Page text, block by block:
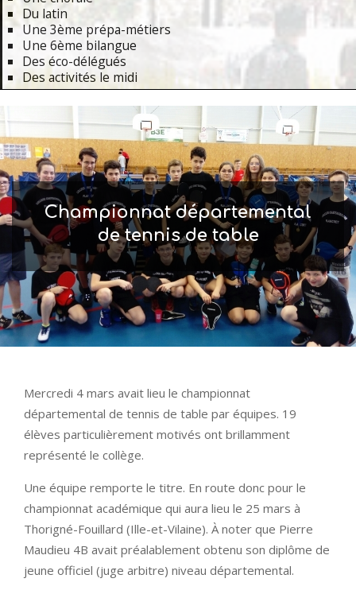
Du latin
Une 3ème prépa-métiers
Une 6ème bilangue
Des éco-délégués
Des activités le midi
Navigation
Menu
Championnat départemental
de tennis de table
Mercredi 4 mars avait lieu le championnat
départemental de tennis de table par équipes. 19
élèves particulièrement motivés ont brillamment
représenté le collège.
Une équipe remporte le titre. En route donc pour le
championnat académique qui aura lieu le 25 mars à
Thorigné-Fouillard (Ille-et-Vilaine). À noter que Pierre
Maudieu 4B avait préalablement obtenu son diplôme de
jeune officiel (juge arbitre) niveau départemental.